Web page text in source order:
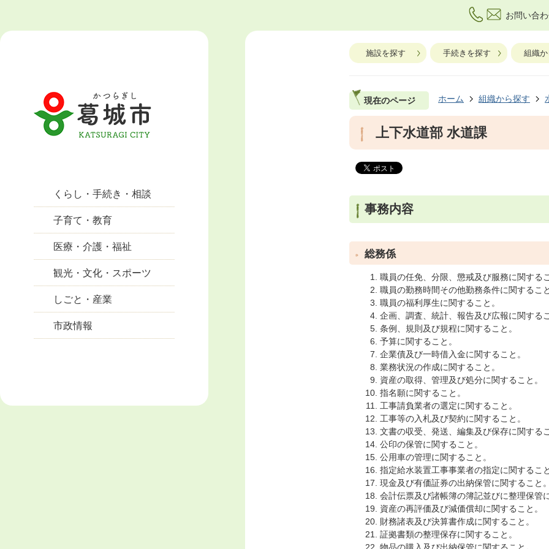
お問い合
くらし・手続き・相談
子育て・教育
医療・介護・福祉
観光・文化・スポーツ
しごと・産業
市政情報
施設を探す 手続きを探す 組織
現在のページ ホーム 組織から探す
上下水道部 水道課
事務内容
総務係
職員の任免、分限、懲戒及び服務に関するこ
職員の勤務時間その他勤務条件に関すること
職員の福利厚生に関すること。
企画、調査、統計、報告及び広報に関するこ
条例、規則及び規程に関すること。
予算に関すること。
企業債及び一時借入金に関すること。
業務状況の作成に関すること。
資産の取得、管理及び処分に関すること。
指名願に関すること。
工事請負業者の選定に関すること。
工事等の入札及び契約に関すること。
文書の収受、発送、編集及び保存に関するこ
公印の保管に関すること。
公用車の管理に関すること。
指定給水装置工事事業者の指定に関すること
現金及び有価証券の出納保管に関すること。
会計伝票及び諸帳簿の簿記並びに整理保管
資産の再評価及び減価償却に関すること。
財務諸表及び決算書作成に関すること。
証拠書類の整理保存に関すること。